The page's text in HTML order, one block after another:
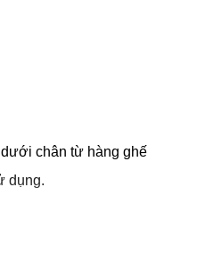
chân từ hàng ghế
dụng.